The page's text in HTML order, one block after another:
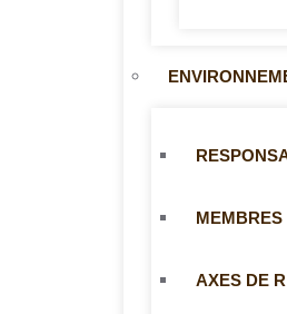
MEMBRES
AXES DE